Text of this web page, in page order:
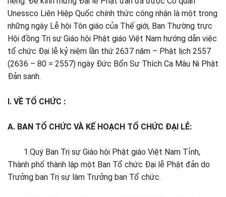
Unessco Liên Hiệp Quốc chính thức công nhận là một trong
những ngày Lễ hội Tôn giáo của Thế giới, Ban Thường trực
Hội đồng Trị sự Giáo hội Phật giáo Việt Nam hướng dẫn việc
tổ chức Đại lễ kỷ niệm lần thứ 2637 năm – Phật lịch 2557
(2636 – 80 = 2557) ngày Đức Bổn Sư Thích Ca Mâu Ni Phật
Đản sanh.
I. VỀ TỔ CHỨC :
A. BAN TỔ CHỨC VÀ KẾ HOẠCH TỔ CHỨC ĐẠI LỄ:
1.Quý Ban Trị sự Giáo hội Phật giáo Việt Nam Tỉnh,
Thành phố thành lập một Ban Tổ chức Đại lễ Phật đản do
Trưởng ban Trị sự làm Trưởng ban Tổ chức.